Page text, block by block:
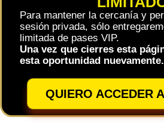
Para mantener la cercanía y
sesión privada, sólo
limitada de pases VIP.
Una vez que cierres esta
esta oportunidad nuevamente.
QUIERO ACCEDER